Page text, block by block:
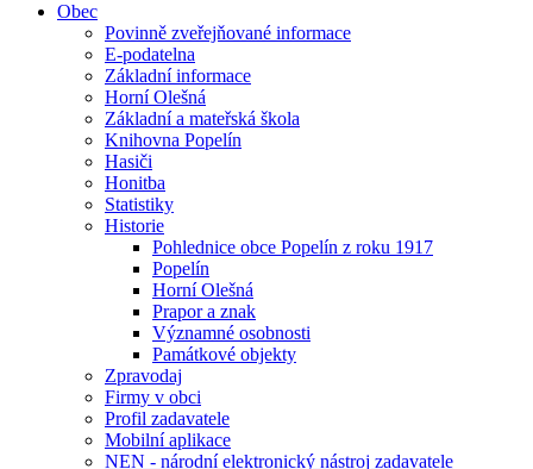
Obec
Povinně zveřejňované informace
E-podatelna
Základní informace
Horní Olešná
Základní a mateřská škola
Knihovna Popelín
Hasiči
Honitba
Statistiky
Historie
Pohlednice obce Popelín z roku 1917
Popelín
Horní Olešná
Prapor a znak
Významné osobnosti
Památkové objekty
Zpravodaj
Firmy v obci
Profil zadavatele
Mobilní aplikace
NEN - národní elektronický nástroj zadavatele